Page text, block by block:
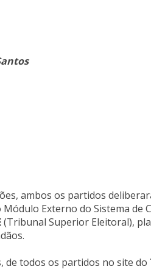
ambos os partidos
Externo do Sistema de
(Tribunal Superior Eleitoral),
de todos os partidos no site do